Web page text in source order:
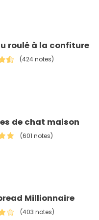
roulé à la confiture
(424 notes)
de chat maison
(601 notes)
Millionnaire
(403 notes)